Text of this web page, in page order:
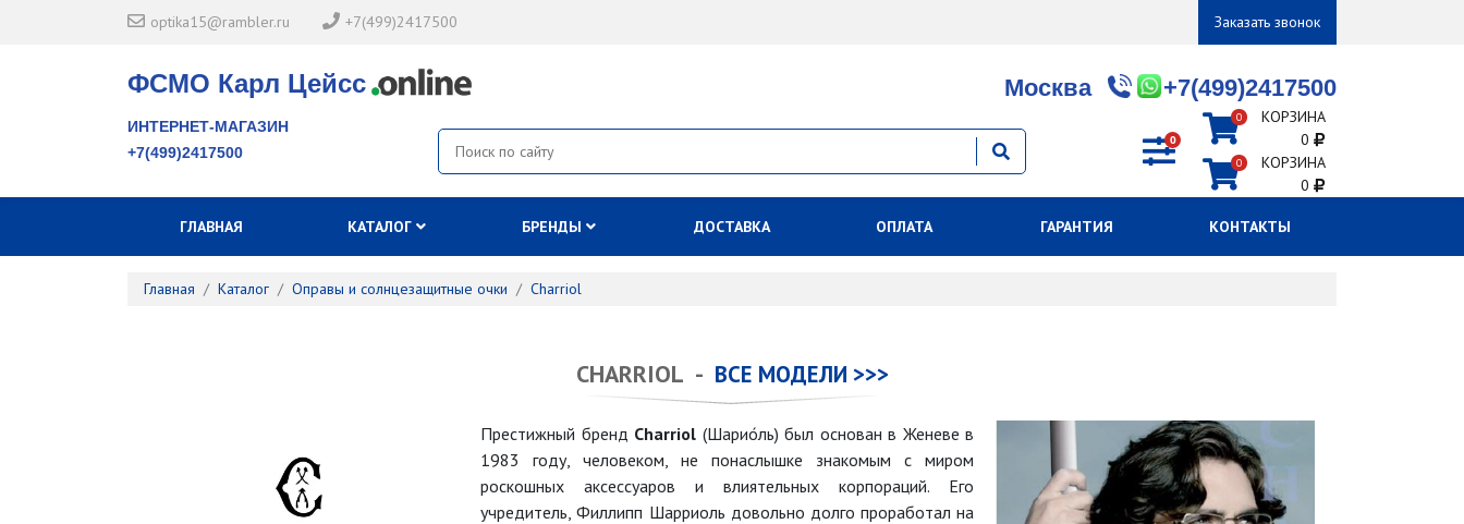
optika15@rambler.ru +7(499)2417500 Заказать звонок
ФСМО Карл Цейсс +7(499)2417500
Москва
ИНТЕРНЕТ-МАГАЗИН
+7(499)2417500
0
0
КОРЗИНА
0
0
КОРЗИНА
0
ГЛАВНАЯ КАТАЛОГ БРЕНДЫ ДОСТАВКА ОПЛАТА ГАРАНТИЯ КОНТАКТЫ
Главная Каталог Оправы и солнцезащитные очки Charriol
CHARRIOL - ВСЕ МОДЕЛИ >>>
Престижный бренд Charriol (Шарио́ль) был основан в Женеве в
1983 году, человеком, не понаслышке знакомым с миром
роскошных аксессуаров и влиятельных корпораций. Его
учредитель, Филлипп Шарриоль довольно долго проработал на